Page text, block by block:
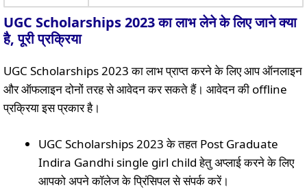
UGC Scholarships 2023 का लाभ लेने के लिए जाने क्या
है, पूरी प्रक्रिया
UGC Scholarships 2023 का लाभ प्राप्त करने के लिए आप ऑनलाइन
और ऑफलाइन दोनों तरह से आवेदन कर सकते हैं। आवेदन की offline
प्रक्रिया इस प्रकार है।
UGC Scholarships 2023 के तहत Post Graduate
Indira Gandhi single girl child हेतु अप्लाई करने के लिए
आपको अपने कॉलेज के प्रिंसिपल से संपर्क करें।